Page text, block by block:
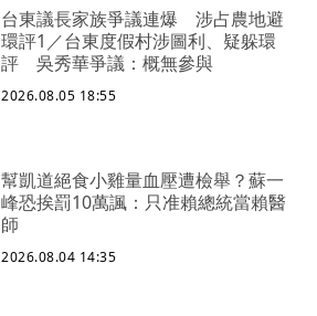
台東議長家族爭議連爆 涉占農地避
環評1／台東度假村涉圖利、疑躲環
評 吳秀華爭議：概無參與
2026.08.05 18:55
幫凱道絕食小雞量血壓遭檢舉？蘇一
峰恐挨罰10萬諷：只准賴總統當賴醫
師
2026.08.04 14:35